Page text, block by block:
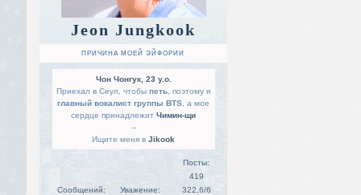
Jeon Jungkook
ПРИЧИНА МОЕЙ ЭЙФОРИИ
Чон Чонгук, 23 y.o.
Приехал в Сеул, чтобы петь , поэтому я
главный вокалист группы BTS , а мое
сердце принадлежит Чимин-щи
--
Ищите меня в Jikook
Сообщений:
Уважение:
Посты:
419
322,6/6